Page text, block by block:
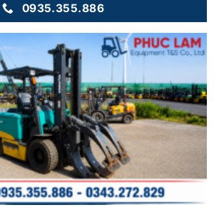
0935.355.886